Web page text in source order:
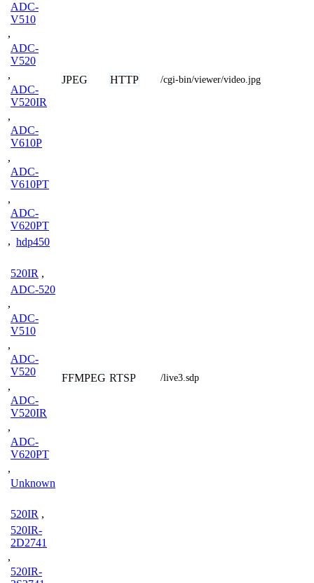
ADC-
V510
,
ADC-
V520
,
ADC-
V520IR
,
ADC-
V610P
,
ADC-
V610PT
,
ADC-
V620PT
, hdp450
JPEG HTTP /cgi-bin/viewer/video.jpg
520IR ,
ADC-520
,
ADC-
V510
,
ADC-
V520
,
ADC-
V520IR
,
ADC-
V620PT
,
Unknown
FFMPEG RTSP /live3.sdp
520IR ,
520IR-
2D2741
,
520IR-